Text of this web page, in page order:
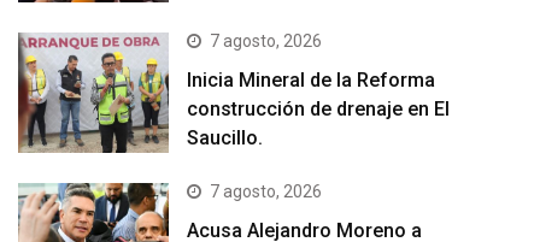
7 agosto, 2026
Inicia Mineral de la Reforma
construcción de drenaje en El
Saucillo.
7 agosto, 2026
Acusa Alejandro Moreno a